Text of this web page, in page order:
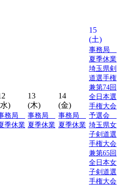
)
務局
季休業
13
(木)
事務局
夏季休業
14
(金)
事務局
夏季休業
15
(土)
事務局
夏季休業
埼玉県剣
道選手権
兼第74回
全日本選
手権大会
予選会
埼玉県女
子剣道選
手権大会
兼第65回
全日本女
子剣道選
手権大会